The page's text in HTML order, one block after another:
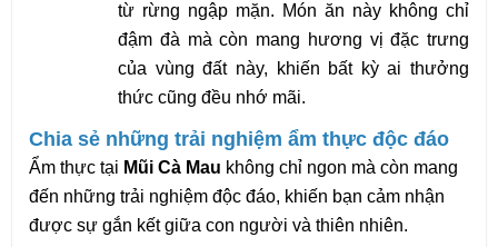
từ rừng ngập mặn. Món ăn này không chỉ
đậm đà mà còn mang hương vị đặc trưng
của vùng đất này, khiến bất kỳ ai thưởng
thức cũng đều nhớ mãi.
Chia sẻ những trải nghiệm ẩm thực độc đáo
Ẩm thực tại Mũi Cà Mau không chỉ ngon mà còn mang
đến những trải nghiệm độc đáo, khiến bạn cảm nhận
được sự gắn kết giữa con người và thiên nhiên.